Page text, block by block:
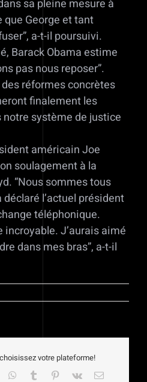
sa pleine mesure à
George et tant
a-t-il poursuivi.
Barack Obama estime
pas nous reposer”.
réformes concrètes
finalement les
système de justice
américain Joe
soulagement à la
“Nous sommes tous
l’actuel président
téléphonique.
incroyable. J’aurais aimé
dans mes bras”, a-t-il
votre plateforme!
WhatsApp
Tumblr Pinterest
Vk Email